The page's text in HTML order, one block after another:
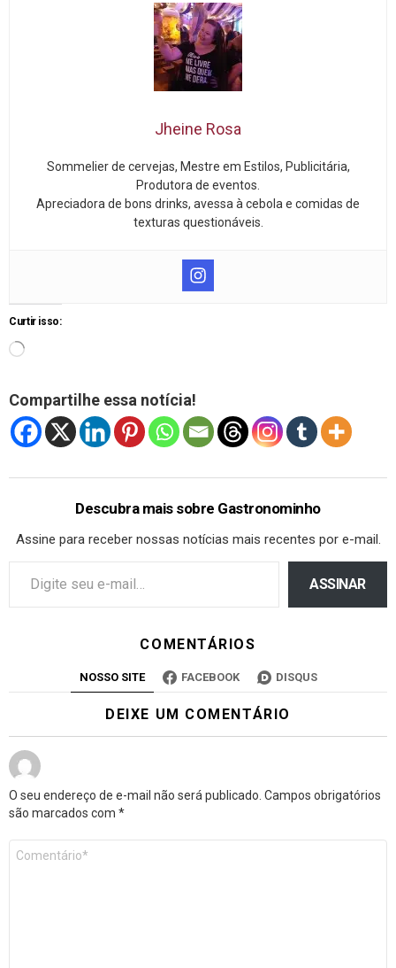
Jheine Rosa
Sommelier de cervejas, Mestre em Estilos, Publicitária,
Produtora de eventos.
Apreciadora de bons drinks, avessa à cebola e comidas de
texturas questionáveis.
Curtir isso:
Compartilhe essa notícia!
Descubra mais sobre Gastronominho
Assine para receber nossas notícias mais recentes por e-mail.
ASSINAR
COMENTÁRIOS
NOSSO SITE FACEBOOK DISQUS
DEIXE UM COMENTÁRIO
O seu endereço de e-mail não será publicado. Campos obrigatórios
são marcados com *